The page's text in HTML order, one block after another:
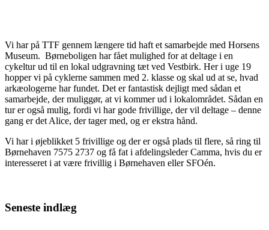
Vi har på TTF gennem længere tid haft et samarbejde med Horsens
Museum. Børneboligen har fået mulighed for at deltage i en
cykeltur ud til en lokal udgravning tæt ved Vestbirk. Her i uge 19
hopper vi på cyklerne sammen med 2. klasse og skal ud at se, hvad
arkæologerne har fundet. Det er fantastisk dejligt med sådan et
samarbejde, der muliggør, at vi kommer ud i lokalområdet. Sådan en
tur er også mulig, fordi vi har gode frivillige, der vil deltage – denne
gang er det Alice, der tager med, og er ekstra hånd.
Vi har i øjeblikket 5 frivillige og der er også plads til flere, så ring til
Børnehaven 7575 2737 og få fat i afdelingsleder Camma, hvis du er
interesseret i at være frivillig i Børnehaven eller SFOén.
Seneste indlæg